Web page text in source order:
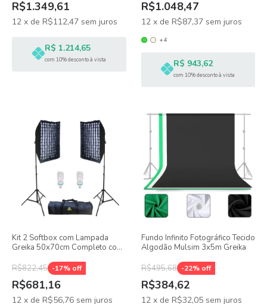
R$1.349,61
12 x de R$112,47 sem juros
R$ 1.214,65
com 10% desconto à vista
R$1.048,47
12 x de R$87,37 sem juros
+4
R$ 943,62
com 10% desconto à vista
Kit 2 Softbox com Lampada
Greika 50x70cm Completo com
R$822,45 -17% off
R$681,16
12 x de R$56,76 sem juros
Fundo Infinito Fotográfico Tecido
Algodão Mulsim 3x5m Greika
R$495,68 -22% off
R$384,62
12 x de R$32,05 sem juros